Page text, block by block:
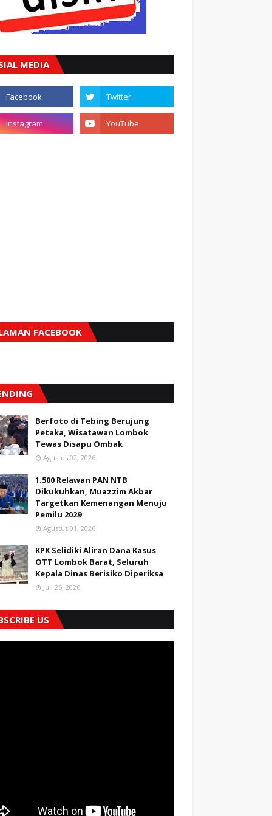
MEDIA
FACEBOOK
Berfoto di Tebing Berujung
Petaka, Wisatawan Lombok
Tewas Disapu Ombak
Agustus 02, 2026
1.500 Relawan PAN NTB
Dikukuhkan, Muazzim Akbar
Targetkan Kemenangan Menuju
Pemilu 2029
Agustus 01, 2026
KPK Selidiki Aliran Dana Kasus
OTT Lombok Barat, Seluruh
Kepala Dinas Berisiko Diperiksa
Juli 26, 2026
US